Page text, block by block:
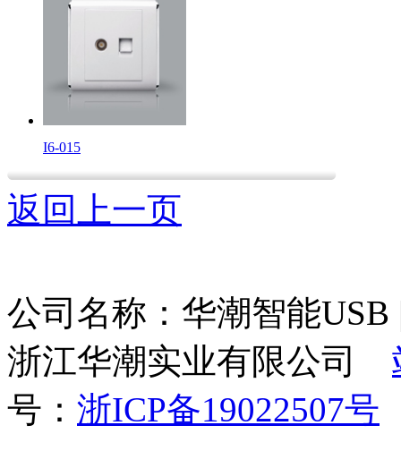
I6-015
返回上一页
公司名称：华潮智能
浙江华潮实业有限公司
号： 浙ICP备19022507号